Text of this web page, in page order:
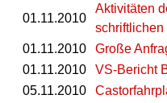
01.11.2010
Aktivitäten
schriftlichen
01.11.2010
Große
01.11.2010
VS-Bericht
05.11.2010